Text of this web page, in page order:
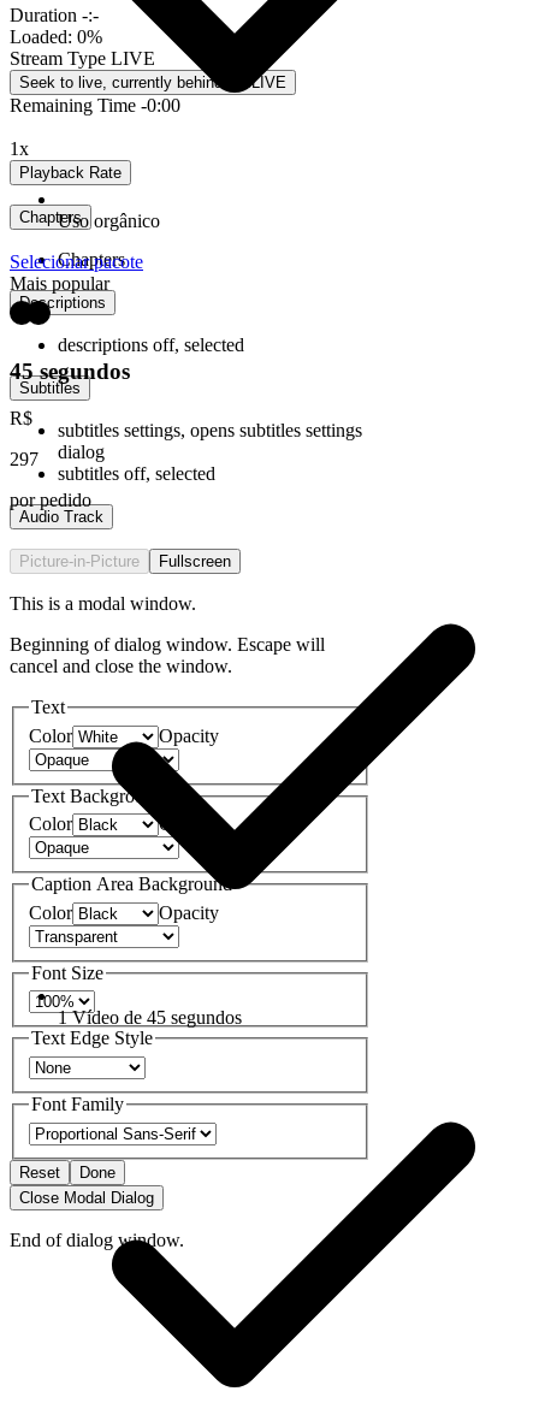
Duration -:-
Loaded: 0%
Stream Type LIVE
Seek to live, currently behind liveLIVE
Remaining Time -0:00
1x
Playback Rate
Chapters
Chapters
Descriptions
descriptions off, selected
Subtitles
subtitles settings, opens subtitles settings
dialog
subtitles off, selected
Audio Track
Picture-in-Picture Fullscreen
This is a modal window.
Beginning of dialog window. Escape will
cancel and close the window.
Text
Color
Opacity
Text Background
Color
Opacity
Caption Area Background
Color
Opacity
Font Size
Text Edge Style
Font Family
Reset
Done
Close Modal Dialog
End of dialog window.
Uso orgânico
Selecionar pacote
Mais popular
45 segundos
R$
297
por pedido
1 Vídeo de 45 segundos